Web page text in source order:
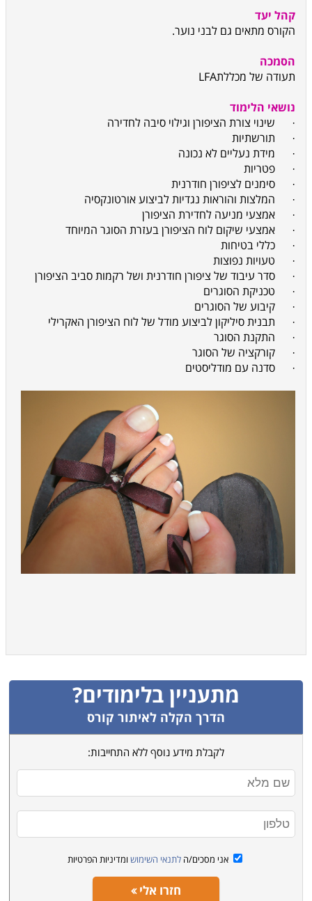
קהל יעד
הקורס מתאים גם לבני נוער.
הסמכה
תעודה של מכללתLFA
נושאי הלימוד
· שינוי צורת הציפורן וגילוי סיבה לחדירה
· תורשתיות
· מידת נעליים לא נכונה
· פטריות
· סימנים לציפורן חודרנית
· המלצות והוראות נגדיות לביצוע אורטונקסיה
· אמצעי מניעה לחדירת הציפורן
· אמצעי שיקום לוח הציפורן בעזרת הסוגר המיוחד
· כללי בטיחות
· טעויות נפוצות
· סדר עיבוד של ציפורן חודרנית ושל רקמות סביב הציפורן
· טכניקת הסוגרים
· קיבוע של הסוגרים
· תבנית סיליקון לביצוע מודל של לוח הציפורן האקרילי
· התקנת הסוגר
· קורקציה של הסוגר
· סדנה עם מודליסטים
מתעניין בלימודים?
הדרך הקלה לאיתור קורס
לקבלת מידע נוסף ללא התחייבות:
אני מסכים/ה לתנאי השימוש ומדיניות הפרטיות
חזרו אלי